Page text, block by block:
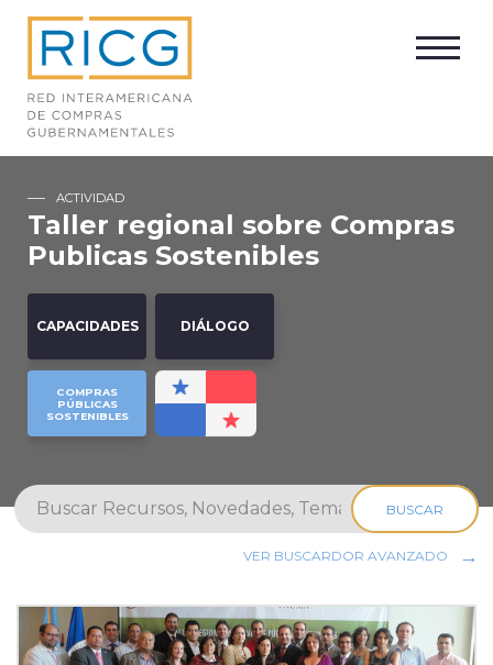
ACTIVIDAD
Taller regional sobre Compras
Publicas Sostenibles
CAPACIDADES DIÁLOGO
COMPRAS
PÚBLICAS
SOSTENIBLES
BUSCAR
VER BUSCARDOR AVANZADO